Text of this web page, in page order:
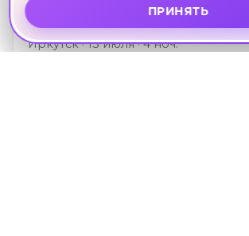
"Байкальская классика",
экскурсионный тур на 5 дней
Иркутск · 13 июля · 4 ноч.
ПРИНЯТЬ